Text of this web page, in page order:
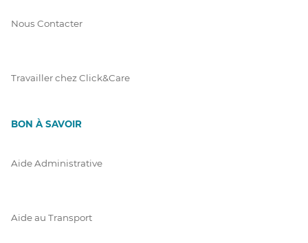
Nous Contacter
Travailler chez Click&Care
BON À SAVOIR
Aide Administrative
Aide au Transport